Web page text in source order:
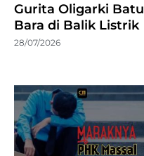
Gurita Oligarki Batu
Bara di Balik Listrik
28/07/2026